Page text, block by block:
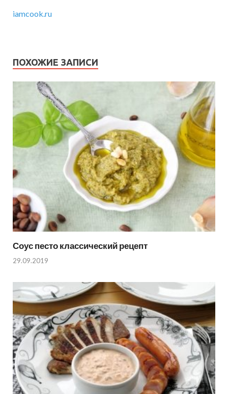
iamcook.ru
ПОХОЖИЕ ЗАПИСИ
Соус песто классический рецепт
29.09.2019